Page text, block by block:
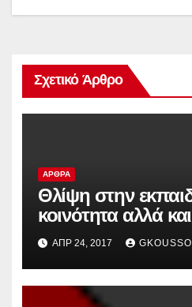
Σχετικό Άρθρο
ΆΡΘΡΑ
Θλίψη στην
κοινότητα αλλά
κοινωνία ο
αναπάντεχος
συνταξιούχου
Παναγιώτη
ΑΠΡ 24, 2017